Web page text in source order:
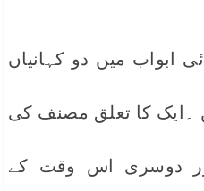
ابواب میں دو کہانیاں
۔ایک کا تعلق مصنف کی
دوسری اس وقت کے